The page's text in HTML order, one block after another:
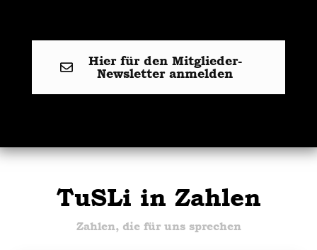
Hier für den Mitglieder-
Newsletter anmelden
TuSLi in Zahlen
Zahlen, die für uns sprechen